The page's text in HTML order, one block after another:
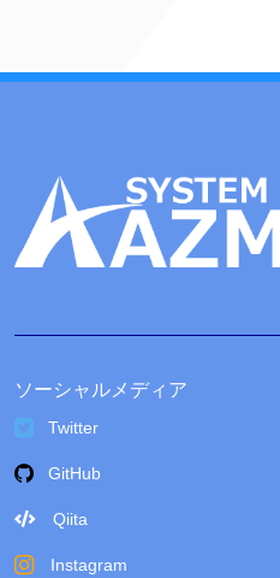
ソーシャルメディア
Twitter
GitHub
Qiita
Instagram